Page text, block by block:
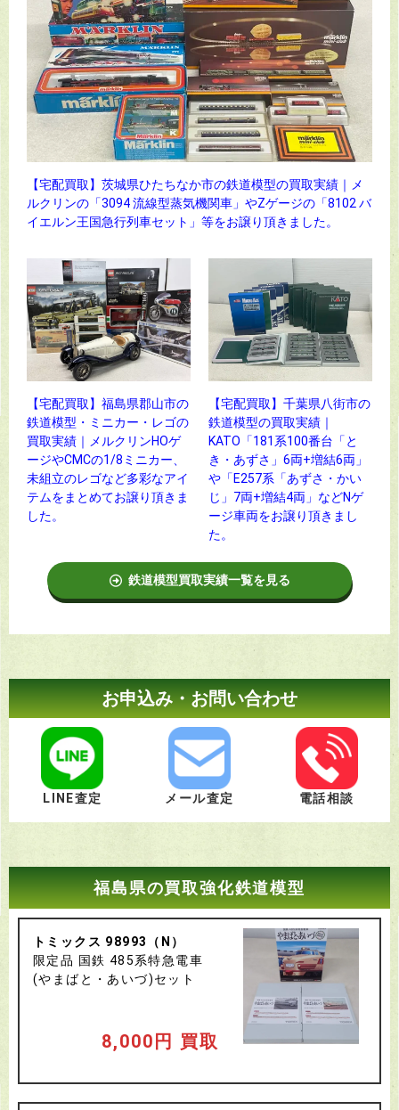
【宅配買取】茨城県ひたちなか市の鉄道模型の買取実績｜メ
ルクリンの「3094 流線型蒸気機関車」やZゲージの「8102 バ
イエルン王国急行列車セット」等をお譲り頂きました。
【宅配買取】福島県郡山市の
鉄道模型・ミニカー・レゴの
買取実績｜メルクリンHOゲ
ージやCMCの1/8ミニカー、
未組立のレゴなど多彩なアイ
テムをまとめてお譲り頂きま
した。
【宅配買取】千葉県八街市の
鉄道模型の買取実績｜
KATO「181系100番台「と
き・あずさ」6両+増結6両」
や「E257系「あずさ・かい
じ」7両+増結4両」などNゲ
ージ車両をお譲り頂きまし
た。
鉄道模型買取実績一覧を見る
お申込み・お問い合わせ
LINE査定 メール査定 電話相談
福島県の買取強化鉄道模型
トミックス 98993（N）
限定品 国鉄 485系特急電車
(やまばと・あいづ)セット
8,000円 買取